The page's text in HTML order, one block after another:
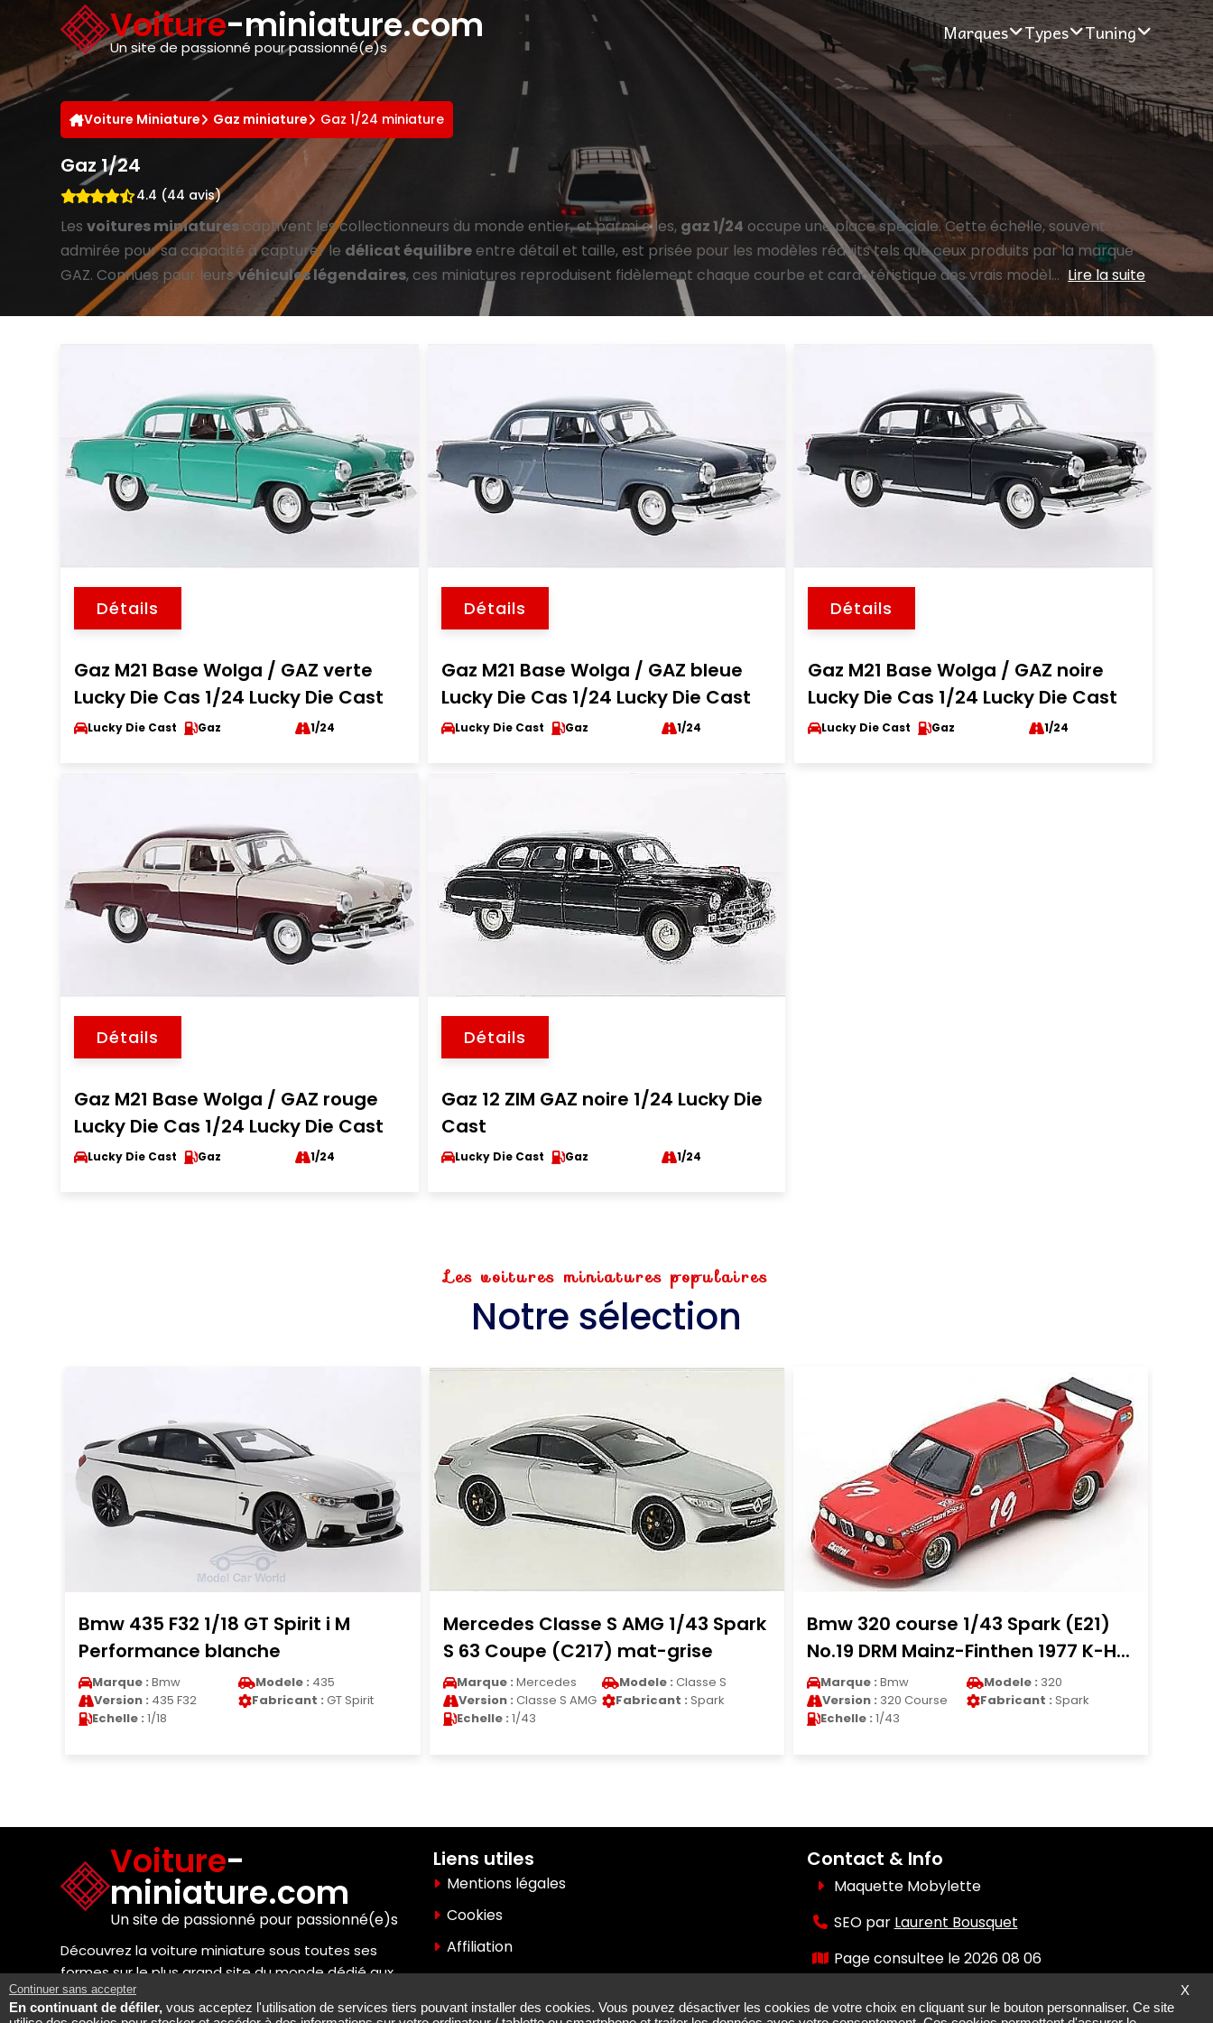
Voiture-miniature.com
Un site de passionné pour passionné(e)s
Marques Types Tuning
Voiture Miniature Gaz miniature Gaz 1/24 miniature
Gaz 1/24
4.4 (44 avis)
Lesvoitures miniatures captivent les collectionneurs du monde entier, et parmi elles, gaz 1/24 occupe une place spéciale. Cette échelle, souvent
admirée pour sa capacité à capturer le délicat équilibreentre détail et taille, est prisée pour les modèles réduits tels que ceux produits par la marque
GAZ. Connues pour leursvéhicules légendaires, ces miniatures reproduisent fidèlement chaque courbe et caractéristique des vrais modèl... Lire la suite
Détails
Gaz M21 Base Wolga / GAZ verte
Lucky Die Cas 1/24 Lucky Die Cast
Lucky Die Cast Gaz 1/24
Détails
Gaz M21 Base Wolga / GAZ bleue
Lucky Die Cas 1/24 Lucky Die Cast
Lucky Die Cast Gaz 1/24
Détails
Gaz M21 Base Wolga / GAZ noire
Lucky Die Cas 1/24 Lucky Die Cast
Lucky Die Cast Gaz 1/24
Détails
Gaz M21 Base Wolga / GAZ rouge
Lucky Die Cas 1/24 Lucky Die Cast
Lucky Die Cast Gaz 1/24
Détails
Gaz 12 ZIM GAZ noire 1/24 Lucky Die
Cast
Lucky Die Cast Gaz 1/24
Les voitures miniatures populaires
Notre sélection
GT Spirit i M
Modele :435
Fabricant :GT Spirit
Mercedes Classe S AMG 1/43 Spark
S 63 Coupe (C217) mat-grise
Marque :Mercedes Modele :Classe S
Version :Classe S AMG Fabricant :Spark
Bmw 320 course 1/43 Spark (E21)
No.19 DRM Mainz-Finthen 1977 K-H...
Marque :Bmw Modele :320
Version :320 Course Fabricant :Spark
Fiat Abarth 1000 SP 1/43
helbleu 1968
Marque :Fiat
Version :Abarth 1000 SP
Voiture-
miniature.com
Un site de passionné pour passionné(e)s
Découvrez la voiture miniature sous toutes ses
formes sur le plus grand site du monde dédié aux
passionnés de modèles réduits !
Liens utiles
Mentions légales
Cookies
Affiliation
Contact & Info
Maquette Mobylette
SEO par Laurent Bousquet
Page consultee le 2026 08 06
Panneau de gestion des cookies
X
Continuer sans accepter
En continuant de défiler, vous acceptez l'utilisation de services tiers pouvant installer des cookies. Vous pouvez désactiver les cookies de votre choix en cliquant sur le bouton personnaliser. Ce site